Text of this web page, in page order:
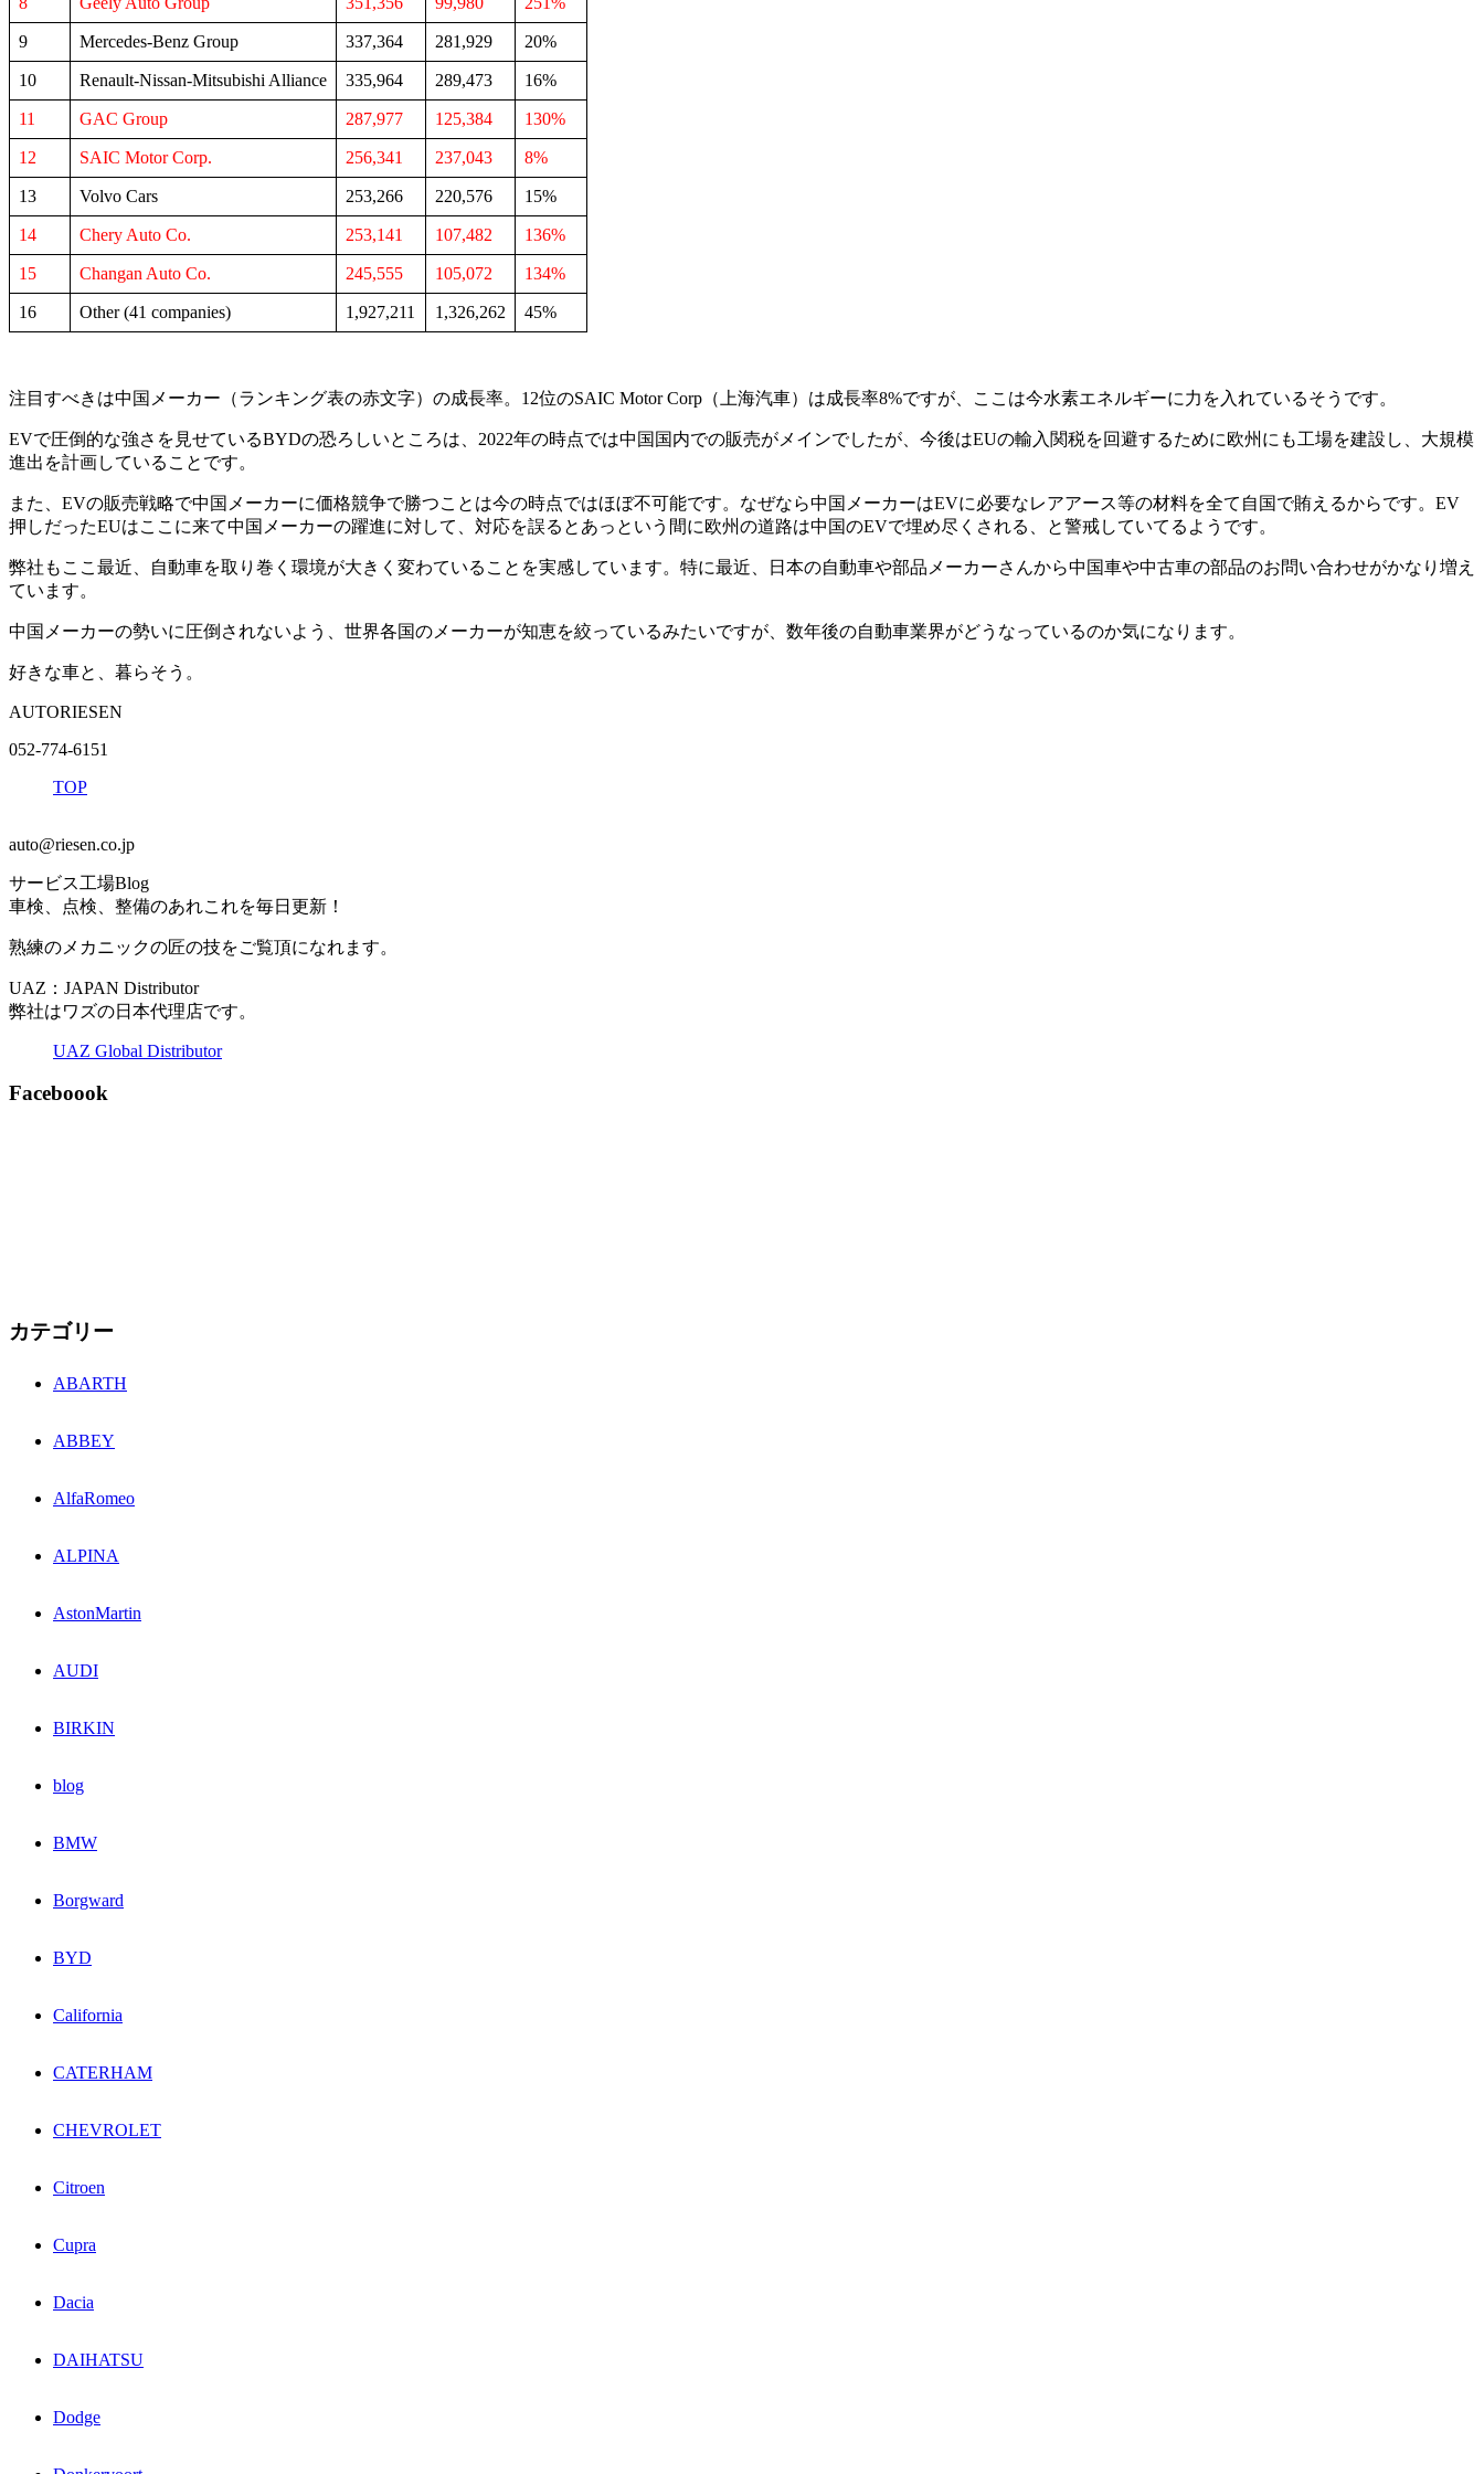
9 Mercedes-Benz Group 337,364 281,929 20%
10 Renault-Nissan-Mitsubishi Alliance 335,964 289,473 16%
11 GAC Group 287,977 125,384 130%
12 SAIC Motor Corp. 256,341 237,043 8%
13 Volvo Cars 253,266 220,576 15%
14 Chery Auto Co. 253,141 107,482 136%
15 Changan Auto Co. 245,555 105,072 134%
16 Other (41 companies) 1,927,211 1,326,262 45%
注目すべきは中国メーカー（ランキング表の赤文字）の成長率。12位のSAIC Motor Corp（上海汽車）は成長率8%ですが、ここは今水素エネルギーに力を入れているそうです。
EVで圧倒的な強さを見せているBYDの恐ろしいところは、2022年の時点では中国国内での販売がメインでしたが、今後はEUの輸入関税を回避するために欧州にも工場を建設し、大規模
進出を計画していることです。
また、EVの販売戦略で中国メーカーに価格競争で勝つことは今の時点ではほぼ不可能です。なぜなら中国メーカーはEVに必要なレアアース等の材料を全て自国で賄えるからです。EV
押しだったEUはここに来て中国メーカーの躍進に対して、対応を誤るとあっという間に欧州の道路は中国のEVで埋め尽くされる、と警戒していてるようです。
弊社もここ最近、自動車を取り巻く環境が大きく変わていることを実感しています。特に最近、日本の自動車や部品メーカーさんから中国車や中古車の部品のお問い合わせがかなり増え
ています。
中国メーカーの勢いに圧倒されないよう、世界各国のメーカーが知恵を絞っているみたいですが、数年後の自動車業界がどうなっているのか気になります。
好きな車と、暮らそう。
AUTORIESEN
052-774-6151
TOP
auto@riesen.co.jp
サービス工場Blog
車検、点検、整備のあれこれを毎日更新！
熟練のメカニックの匠の技をご覧頂になれます。
UAZ：JAPAN Distributor
弊社はワズの日本代理店です。
UAZ Global Distributor
Faceboook
カテゴリー
ABARTH
ABBEY
AlfaRomeo
ALPINA
AstonMartin
AUDI
BIRKIN
blog
BMW
Borgward
BYD
California
CATERHAM
CHEVROLET
Citroen
Cupra
Dacia
DAIHATSU
Dodge